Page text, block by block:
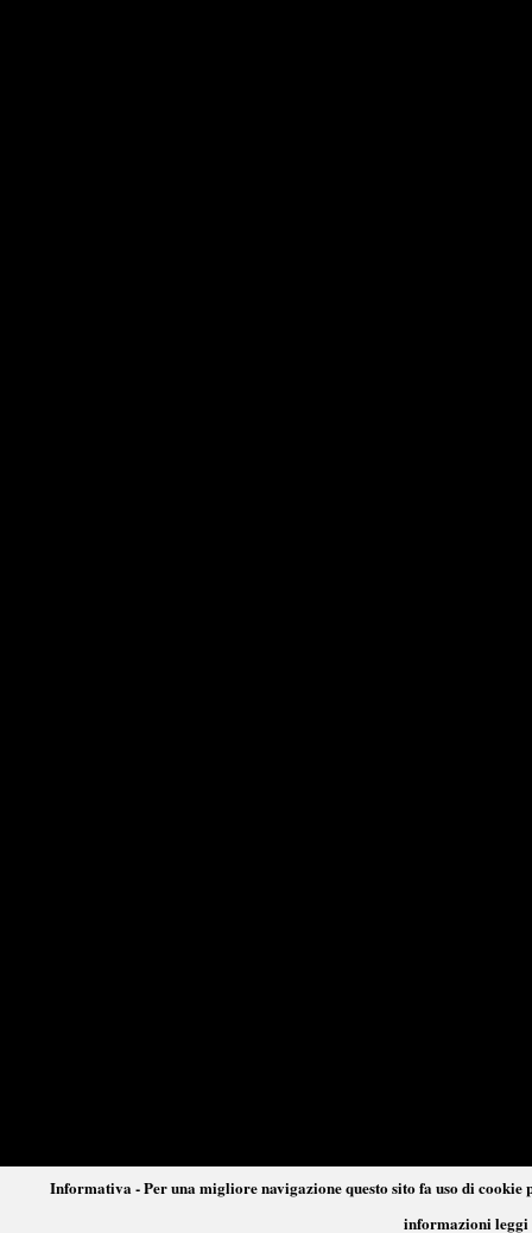
Informativa - Per una migliore navigazione questo sito fa uso di
informazioni leggi